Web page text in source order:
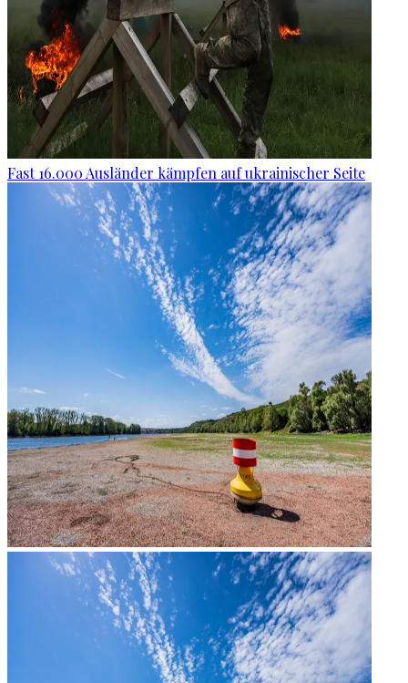
Fast 16.000 Ausländer kämpfen auf ukrainischer Seite